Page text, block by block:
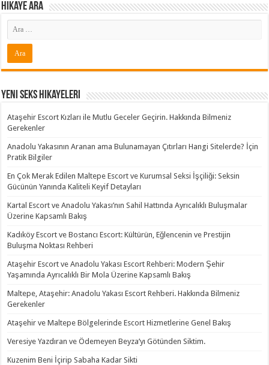
Hikaye ARA
Yeni Seks Hikayeleri
Ataşehir Escort Kızları ile Mutlu Geceler Geçirin. Hakkında Bilmeniz
Gerekenler
Anadolu Yakasının Aranan ama Bulunamayan Çıtırları Hangi Sitelerde? İçin
Pratik Bilgiler
En Çok Merak Edilen Maltepe Escort ve Kurumsal Seksi İşçiliği: Seksin
Gücünün Yanında Kaliteli Keyif Detayları
Kartal Escort ve Anadolu Yakası’nın Sahil Hattında Ayrıcalıklı Buluşmalar
Üzerine Kapsamlı Bakış
Kadıköy Escort ve Bostancı Escort: Kültürün, Eğlencenin ve Prestijin
Buluşma Noktası Rehberi
Ataşehir Escort ve Anadolu Yakası Escort Rehberi: Modern Şehir
Yaşamında Ayrıcalıklı Bir Mola Üzerine Kapsamlı Bakış
Maltepe, Ataşehir: Anadolu Yakası Escort Rehberi. Hakkında Bilmeniz
Gerekenler
Ataşehir ve Maltepe Bölgelerinde Escort Hizmetlerine Genel Bakış
Veresiye Yazdıran ve Ödemeyen Beyza’yı Götünden Siktim.
Kuzenim Beni İçirip Sabaha Kadar Sikti